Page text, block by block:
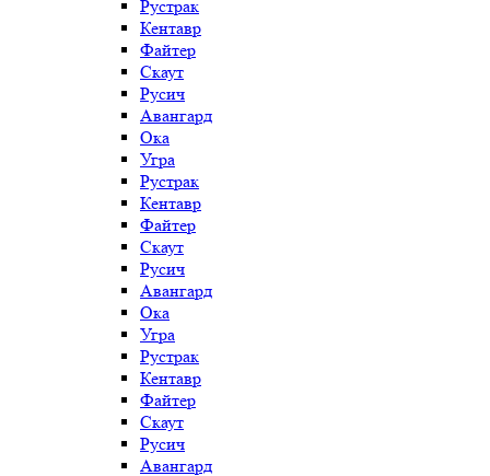
Рустрак
Кентавр
Файтер
Скаут
Русич
Авангард
Ока
Угра
Рустрак
Кентавр
Файтер
Скаут
Русич
Авангард
Ока
Угра
Рустрак
Кентавр
Файтер
Скаут
Русич
Авангард